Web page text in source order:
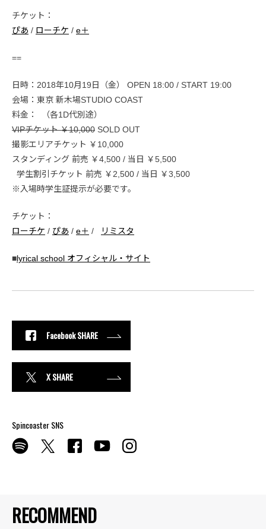
RECOMMEND
チケット：
ぴあ / ローチケ / e＋
==
日時：2018年10月19日（金） OPEN 18:00 / START 19:00
会場：東京 新木場STUDIO COAST
料金： （各1D代別途）
VIPチケット ￥10,000 SOLD OUT
撮影エリアチケット ￥10,000
スタンディング 前売 ￥4,500 / 当日 ￥5,500
学生割引チケット 前売 ￥2,500 / 当日 ￥3,500
※入場時学生証提示が必要です。
チケット：
ローチケ / ぴあ / e＋ / リミスタ
■lyrical school オフィシャル・サイト
Facebook SHARE
X SHARE
Spincoaster SNS